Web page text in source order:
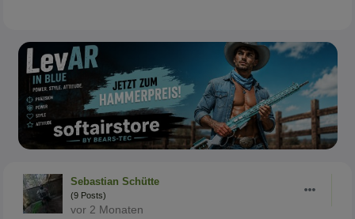
Sebastian Schütte
(9 Posts)
vor 2 Monaten